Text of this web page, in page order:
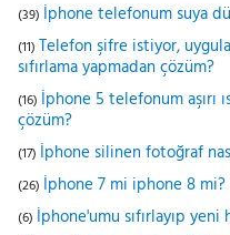
(39) İphone telefonum suya
(11) Telefon şifre istiyor,
sıfırlama yapmadan çözüm?
(16) İphone 5 telefonum aşırı
çözüm?
(17) İphone silinen fotoğraf
(26) İphone 7 mi iphone 8 mi?
(6) İphone'umu sıfırlayıp